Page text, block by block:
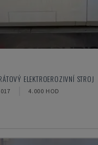
ELEKTROEROZIVNÍ STROJ
4.000 HOD